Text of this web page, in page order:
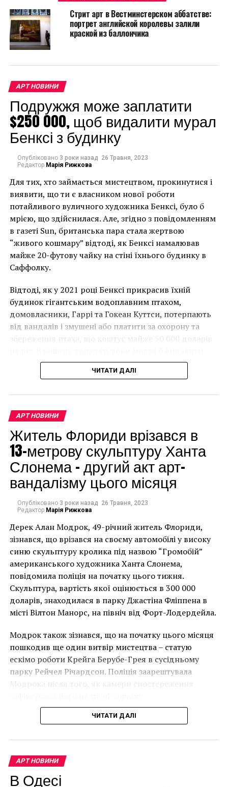
Компанию, которая проводила “реставрацию”,
нашел настоятель данного монастыря. Т.к. на
проведение работ нужно было около 4 миллионов
юаней (660 тыс. долларов), которых у храма не было,
настоятель организовал сбор средств на ремонт и
выбрал реставраторов “подешевле”. Сам процесс
реставрации не был согласован с комитетом по
сохранению культурного наследия Китая, а это, по
незаконным.
Facebook
Twitter
Pinterest
WhatsApp
ViberTelegram
Copy
Link
НАСТУПНА СТАТТЯ
Побит рекорд посещаемости Гуггенхайма
Стрит арт в Вестминстерском аббатстве:
портрет английской королевы залили
краской из баллончика
АРТ НОВИНИ
Подружжя може заплатити
$250 000, щоб видалити мурал
Бенксі з будинку
Опубліковано 3 роки назад 26 Травня, 2023
Редактор Марія Рижкова
Для тих, хто займається мистецтвом, прокинутися і
виявити, що ти є власником нової роботи
потайливого вуличного художника Бенксі, було б
мрією, що здійснилася. Але, згідно з повідомленням
в газеті Sun, британська пара стала жертвою
“живого кошмару” відтоді, як Бенксі намалював
майже 20-футову чайку на стіні їхнього будинку в
Саффолку.
Відтоді, як у 2021 році Бенксі прикрасив їхній
будинок гігантським водоплавним птахом,
домовласники, Гаррі та Гокеан Куттси, потерпають
від вандалів і змушені або платити за охорону та
збереження птаха, що коштує майже 50 000 доларів
мурал, що може коштувати до чверті мільйона
доларів.
Чоловік позує під макетом чайки, яка ось-ось
накинеться на упаковку чіпсів – сюжет графіті, що
має ознаки вуличного художника Бенксі, на стіні в
Лоустофті на східному узбережжі Англії 8 серпня 2021
року. (Фото Джастіна Талліса / AFP)
В інтерв’ю “Таймс” пан Куттс сказав:
“Спочатку це було
неймовірно, але з
розвитком подій це
стало надзвичайно
впевнений, що Бенксі
усвідомлює
непередбачувані
наслідки для власників
будинків. Якби ми
ЧИТАТИ ДАЛІ
АРТ НОВИНИ
Житель Флориди врізався в
13-метрову скульптуру Ханта
Слонема – другий акт арт-
вандалізму цього місяця
Опубліковано 3 роки назад 26 Травня, 2023
Редактор Марія Рижкова
Дерек Алан Модрок, 49-річний житель Флориди,
зізнався, що врізався на своєму автомобілі у високу
синю скульптуру кролика під назвою “Громобій”
американського художника Ханта Слонема,
повідомила поліція на початку цього тижня.
Скульптура, вартість якої оцінюється в 300 000
доларів, знаходилася в парку Джастіна Фліппена в
місті Вілтон Манорс, на північ від Форт-Лодердейла.
Модрок також зізнався, що на початку цього місяця
пошкодив ще один витвір мистецтва – статую
ескімо роботи Крейга Берубе-Грея в сусідньому
парку Рейчел Річардсон. Поліція заарештувала
Модрока після того, як камери спостереження
ЧИТАТИ ДАЛІ
АРТ НОВИНИ
В Одесі